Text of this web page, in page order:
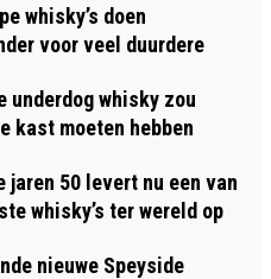
whisky’s doen
voor veel duurdere
underdog whisky zou
kast moeten hebben
jaren 50 levert nu een van
whisky’s ter wereld op
nieuwe Speyside